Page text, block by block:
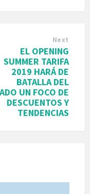
Next
EL OPENING
SUMMER TARIFA
2019 HARÁ DE
BATALLA DEL
UN FOCO DE
DESCUENTOS Y
TENDENCIAS